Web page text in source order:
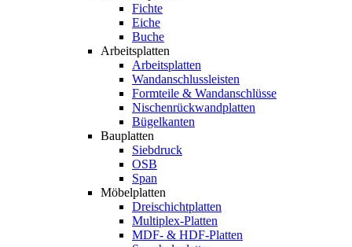
Fichte
Eiche
Buche
Arbeitsplatten
Arbeitsplatten
Wandanschlussleisten
Formteile & Wandanschlüsse
Nischenrückwandplatten
Bügelkanten
Bauplatten
Siebdruck
OSB
Span
Möbelplatten
Dreischichtplatten
Multiplex-Platten
MDF- & HDF-Platten